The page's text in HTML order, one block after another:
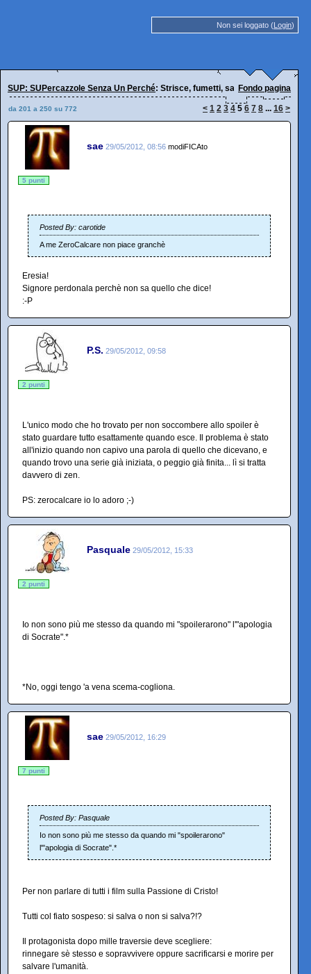
Non sei loggato (Login)
SUP: SUPercazzole Senza Un Perché: Strisce, fumetti, satira, Luttazzi
Fondo pagina
da 201 a 250 su 772 < 1 2 3 4 5 6 7 8 ... 16 >
sae 29/05/2012, 08:56 modiFICAto
5 punti
Posted By: carotide
A me ZeroCalcare non piace granchè
Eresia!
Signore perdonala perchè non sa quello che dice!
:-P
P.S. 29/05/2012, 09:58
2 punti
L'unico modo che ho trovato per non soccombere allo spoiler è
stato guardare tutto esattamente quando esce. Il problema è stato
all'inizio quando non capivo una parola di quello che dicevano, e
quando trovo una serie già iniziata, o peggio già finita... lì si tratta
davvero di zen.
PS: zerocalcare io lo adoro ;-)
Pasquale 29/05/2012, 15:33
2 punti
Io non sono più me stesso da quando mi "spoilerarono" l'"apologia
di Socrate".*
*No, oggi tengo 'a vena scema-cogliona.
sae 29/05/2012, 16:29
7 punti
Posted By: Pasquale
Io non sono più me stesso da quando mi "spoilerarono"
l'"apologia di Socrate".*
Per non parlare di tutti i film sulla Passione di Cristo!
Tutti col fiato sospeso: si salva o non si salva?!?
Il protagonista dopo mille traversie deve scegliere:
rinnegare sè stesso e sopravvivere oppure sacrificarsi e morire per
salvare l'umanità.